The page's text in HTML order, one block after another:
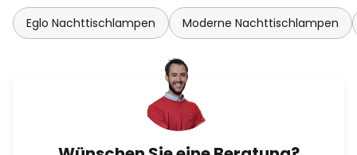
Eglo Nachttischlampen Moderne Nachttischlampen